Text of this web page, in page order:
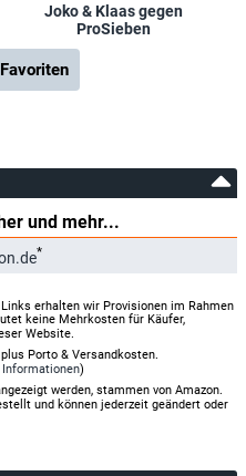
Joko & Klaas gegen
ProSieben
und mehr...
*
erhalten wir Provisionen im Rahmen
keine Mehrkosten für Käufer,
Website.
Porto & Versandkosten.
Informationen)
werden, stammen von Amazon.
und können jederzeit geändert oder